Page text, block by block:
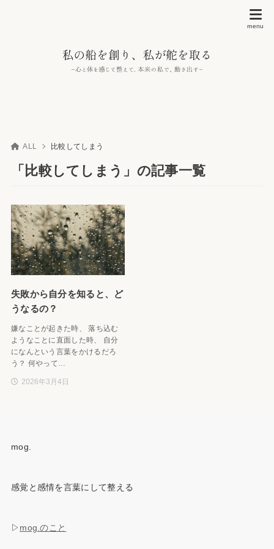
ALL 比較してしまう
「比較してしまう」の記事一覧
失敗から自分を知ると、ど
うなるの？
嫌なことが起きた時、 落ち込む
ようなことに直面した時、 自分
になんという言葉をかけるだろ
う？ 何やって…
2026年3月4日
mog.
感覚と感情を言葉にして整える
▷ mog.のこと